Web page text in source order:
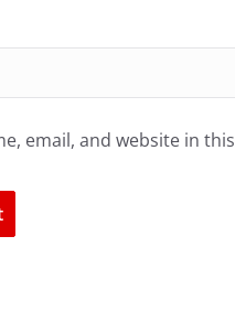
email, and website in